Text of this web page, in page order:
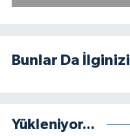
Bunlar Da
Yükleniyor...